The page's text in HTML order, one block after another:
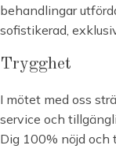
behandlingar
sofistikerad,
Trygghet
I mötet med oss
service och
Dig 100% nöjd och